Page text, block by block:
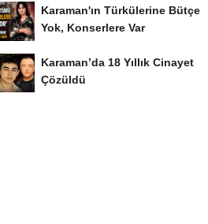
Karaman'ın Türkülerine Bütçe
Yok, Konserlere Var
Karaman’da 18 Yıllık Cinayet
Çözüldü